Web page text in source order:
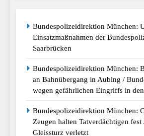
Bundespolizeidirektion München:
Einsatzmaßnahmen der
Saarbrücken
Bundespolizeidirektion München:
an Bahnübergang in Aubing /
wegen gefährlichen Eingriffs in
Bundespolizeidirektion München:
Zeugen halten Tatverdächtigen
Gleissturz verletzt